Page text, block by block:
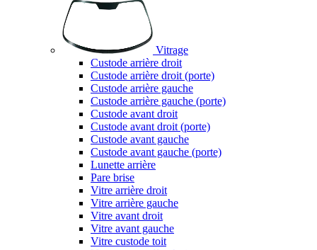
Vitrage
Custode arrière droit
Custode arrière droit (porte)
Custode arrière gauche
Custode arrière gauche (porte)
Custode avant droit
Custode avant droit (porte)
Custode avant gauche
Custode avant gauche (porte)
Lunette arrière
Pare brise
Vitre arrière droit
Vitre arrière gauche
Vitre avant droit
Vitre avant gauche
Vitre custode toit